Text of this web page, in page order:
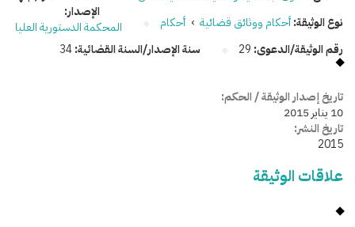
نوع الوثيقة:أحكام ووثائق قضائية › أحكام
رقم الوثيقة/الدعوى: 29 سنة الإصدار/السنة القضائية:34
الإصدار:
المحكمة الدستورية العليا
تاريخ إصدار الوثيقة / الحكم:
10 يناير 2015
تاريخ النشر:
2015
علاقات الوثيقة